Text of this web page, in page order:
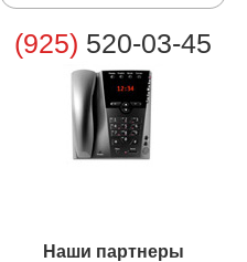
(925) 520-03-45
Наши партнеры